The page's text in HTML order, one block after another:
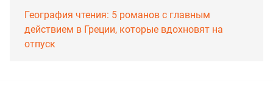
География чтения: 5 романов с главным
действием в Греции, которые вдохновят на
отпуск